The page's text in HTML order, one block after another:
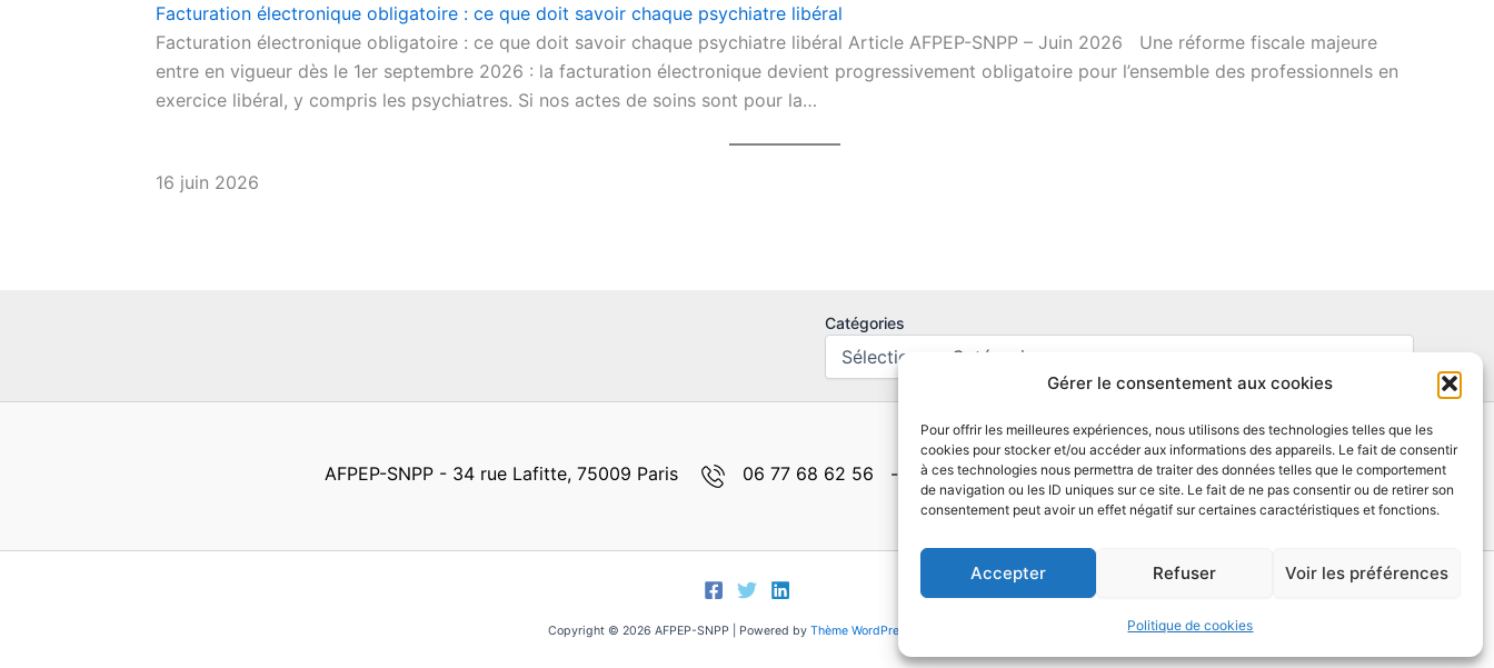
Gérer le consentement aux cookies
Pour offrir les meilleures expériences, nous utilisons des technologies telles que les
cookies pour stocker et/ou accéder aux informations des appareils. Le fait de consentir
à ces technologies nous permettra de traiter des données telles que le comportement
de navigation ou les ID uniques sur ce site. Le fait de ne pas consentir ou de retirer son
consentement peut avoir un effet négatif sur certaines caractéristiques et fonctions.
Accepter Refuser Voir les préférences
Politique de cookies
Facturation électronique obligatoire : ce que doit savoir chaque psychiatre libéral
Facturation électronique obligatoire : ce que doit savoir chaque psychiatre libéral Article AFPEP-SNPP – Juin 2026 Une réforme fiscale majeure
entre en vigueur dès le 1er septembre 2026 : la facturation électronique devient progressivement obligatoire pour l’ensemble des professionnels en
exercice libéral, y compris les psychiatres. Si nos actes de soins sont pour la…
16 juin 2026
Catégories
AFPEP-SNPP - 34 rue Lafitte, 75009 Paris 06 77 68 62 56 - info@afpep-snpp.org
Copyright © 2026 AFPEP-SNPP | Powered by Thème WordPress Astra